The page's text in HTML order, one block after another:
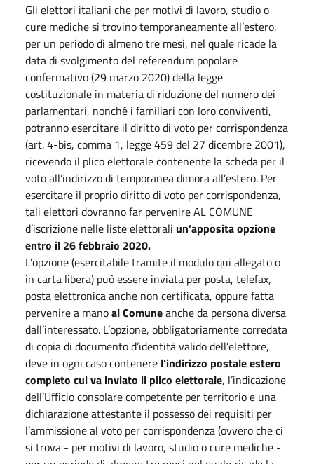
Gli elettori italiani che per motivi di lavoro, studio o
cure mediche si trovino temporaneamente all’estero,
per un periodo di almeno tre mesi, nel quale ricade la
data di svolgimento del referendum popolare
confermativo (29 marzo 2020) della legge
costituzionale in materia di riduzione del numero dei
parlamentari, nonché i familiari con loro conviventi,
potranno esercitare il diritto di voto per corrispondenza
(art. 4-bis, comma 1, legge 459 del 27 dicembre 2001),
ricevendo il plico elettorale contenente la scheda per il
voto all’indirizzo di temporanea dimora all’estero. Per
esercitare il proprio diritto di voto per corrispondenza,
tali elettori dovranno far pervenire AL COMUNE
d’iscrizione nelle liste elettorali un’apposita opzione
entro il 26 febbraio 2020.
L’opzione (esercitabile tramite il modulo qui allegato o
in carta libera) può essere inviata per posta, telefax,
posta elettronica anche non certificata, oppure fatta
pervenire a manoal Comuneanche da persona diversa
dall’interessato. L’opzione, obbligatoriamente corredata
di copia di documento d’identità valido dell’elettore,
deve in ogni caso contenere l’indirizzo postale estero
completo cui va inviato il plico elettorale, l’indicazione
dell’Ufficio consolare competente per territorio e una
dichiarazione attestante il possesso dei requisiti per
l’ammissione al voto per corrispondenza (ovvero che ci
si trova - per motivi di lavoro, studio o cure mediche -